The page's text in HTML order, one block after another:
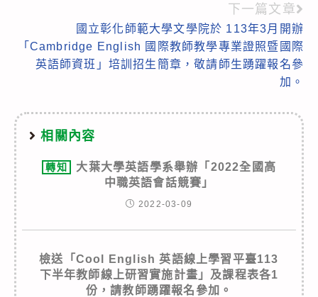
下一篇文章
國立彰化師範大學文學院於 113年3月開辦
「Cambridge English 國際教師教學專業證照暨國際
英語師資班」培訓招生簡章，敬請師生踴躍報名參
加。
相關內容
轉知
大葉大學英語學系舉辦「2022全國高
中職英語會話競賽」
2022-03-09
檢送「Cool English 英語線上學習平臺113
下半年教師線上研習實施計畫」及課程表各1
份，請教師踴躍報名參加。